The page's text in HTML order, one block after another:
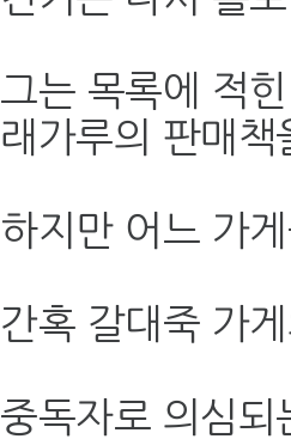
그는 목록에 적
래가루의 판매책
하지만 어느 가
간혹 갈대죽 가
중독자로 의심되